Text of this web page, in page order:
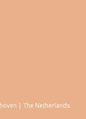
| The Netherlands